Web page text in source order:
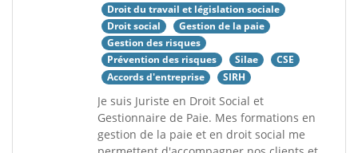
Droit du travail et législation sociale
Droit social
Gestion de la paie
Gestion des risques
Prévention des risques
Silae
CSE
Accords d'entreprise
SIRH
Je suis Juriste en Droit Social et
Gestionnaire de Paie. Mes formations en
gestion de la paie et en droit social me